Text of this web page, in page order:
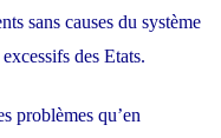
sans causes du système
des Etats.
problèmes qu’en